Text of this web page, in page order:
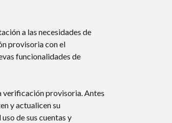
a las necesidades de
provisoria con el
funcionalidades de
verificación provisoria. Antes
y actualicen su
de sus cuentas y